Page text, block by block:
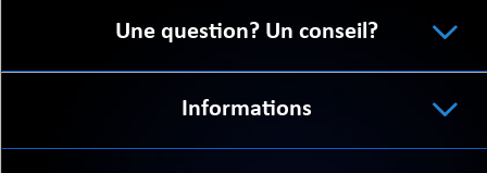
Une question? Un conseil?
Informations